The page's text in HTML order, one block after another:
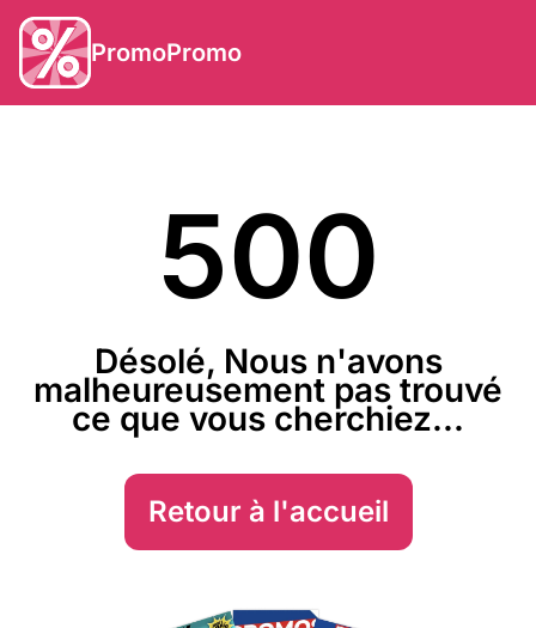
PromoPromo
500
Désolé, Nous n'avons
malheureusement pas trouvé
ce que vous cherchiez...
Retour à l'accueil